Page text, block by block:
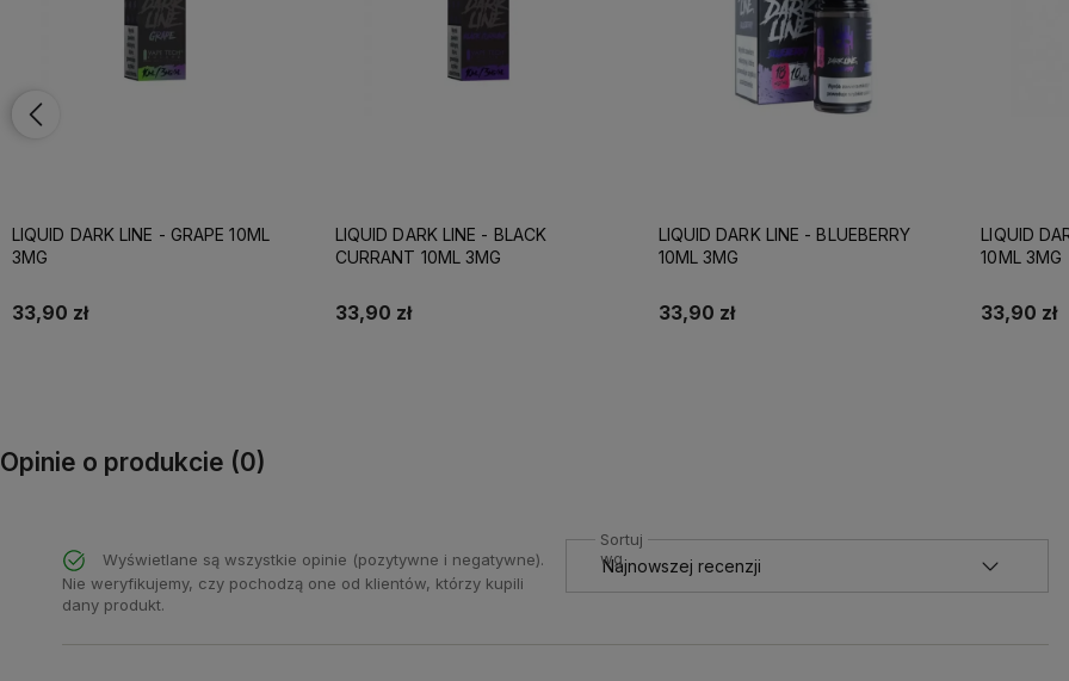
LIQUID DARK LINE - BLACK
CURRANT 10ML 3MG
33,90 zł
LIQUID DARK LINE - BLUEBERRY
10ML 3MG
33,90 zł
LIQUID DARK LINE - ICE CANDY
10ML 3MG
33,90 zł
LIQUID
10ML 3MG
33,90 zł
Opinie o produkcie (0)
Wyświetlane są wszystkie opinie (pozytywne i negatywne).
Nie weryfikujemy, czy pochodzą one od klientów, którzy kupili
dany produkt.
Sortuj
wg